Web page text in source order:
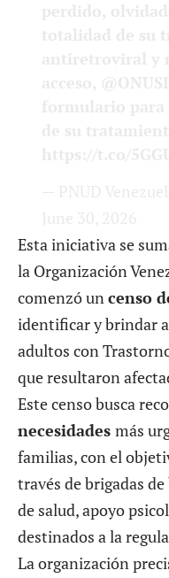
Esta iniciativa se
la Organización
comenzó uncenso
identificar y brindar
adultos con
que resultaron
Este censo busca
necesidades más
familias, con el
través de brigadas
de salud, apoyo
destinados a la
La organización